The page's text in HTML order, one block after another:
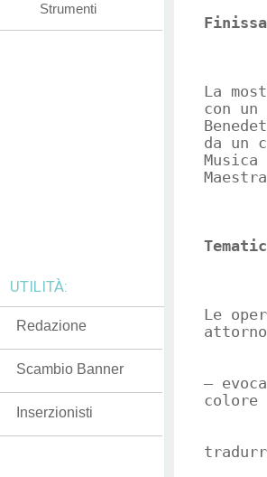
La
con
da un
Le
•
–
colore
•
Strumenti
UTILITÀ:
Redazione
Scambio Banner
Inserzionisti